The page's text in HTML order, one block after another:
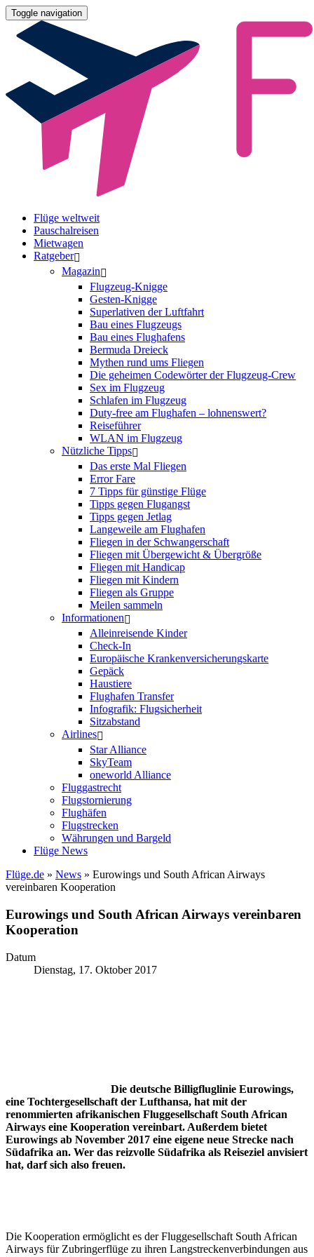
Toggle navigation
Flüge weltweit
Pauschalreisen
Mietwagen
Ratgeber
Magazin
Flugzeug-Knigge
Gesten-Knigge
Superlativen der Luftfahrt
Bau eines Flugzeugs
Bau eines Flughafens
Bermuda Dreieck
Mythen rund ums Fliegen
Die geheimen Codewörter der Flugzeug-Crew
Sex im Flugzeug
Schlafen im Flugzeug
Duty-free am Flughafen – lohnenswert?
Reiseführer
WLAN im Flugzeug
Nützliche Tipps
Das erste Mal Fliegen
Error Fare
7 Tipps für günstige Flüge
Tipps gegen Flugangst
Tipps gegen Jetlag
Langeweile am Flughafen
Fliegen in der Schwangerschaft
Fliegen mit Übergewicht & Übergröße
Fliegen mit Handicap
Fliegen mit Kindern
Fliegen als Gruppe
Meilen sammeln
Informationen
Alleinreisende Kinder
Check-In
Europäische Krankenversicherungskarte
Gepäck
Haustiere
Flughafen Transfer
Infografik: Flugsicherheit
Sitzabstand
Airlines
Star Alliance
SkyTeam
oneworld Alliance
Fluggastrecht
Flugstornierung
Flughäfen
Flugstrecken
Währungen und Bargeld
Flüge News
Flüge.de » News » Eurowings und South African Airways
vereinbaren Kooperation
Eurowings und South African Airways vereinbaren
Kooperation
Datum
Dienstag, 17. Oktober 2017
Die deutsche Billigfluglinie Eurowings,
eine Tochtergesellschaft der Lufthansa, hat mit der
renommierten afrikanischen Fluggesellschaft South African
Airways eine Kooperation vereinbart. Außerdem bietet
Eurowings ab November 2017 eine eigene neue Strecke nach
Südafrika an. Wer das reizvolle Südafrika als Reiseziel anvisiert
hat, darf sich also freuen.
Die Kooperation ermöglicht es der Fluggesellschaft South African
Airways für Zubringerflüge zu ihren Langstreckenverbindungen aus